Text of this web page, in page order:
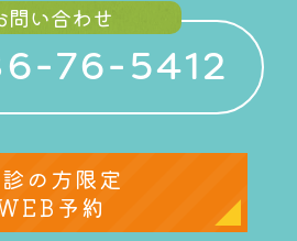
問い合わせ
76-5412
の方限定
予約